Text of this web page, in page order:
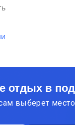
отдых в
выберет